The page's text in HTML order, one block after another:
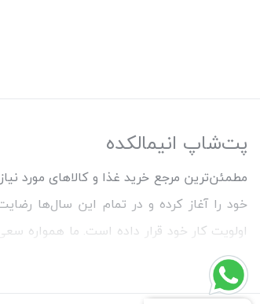
پت‌شاپ انیمالکده
خود را آغاز کرده و در تمام این سال‌ها
اولویت کار خود قرار داده است. ما همواره
خریدی خوشایند را برای مشتریان رقم بزنیم.
تماس باشید.